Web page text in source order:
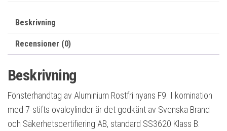
Beskrivning
Recensioner (0)
Beskrivning
Fönsterhandtag av Aluminium Rostfri nyans F9. I komination
med 7-stifts ovalcylinder är det godkänt av Svenska Brand
och Säkerhetscertifiering AB, standard SS3620 Klass B.